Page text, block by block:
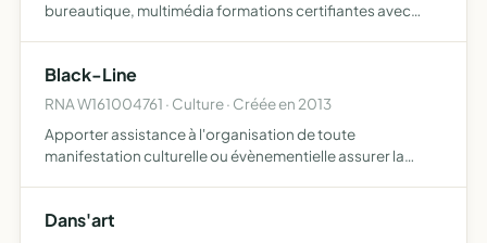
bureautique, multimédia formations certifiantes avec
mé…
Black-Line
RNA W161004761 · Culture · Créée en 2013
Apporter assistance à l'organisation de toute
manifestation culturelle ou évènementielle assurer la
confié ou ac…
Dans'art